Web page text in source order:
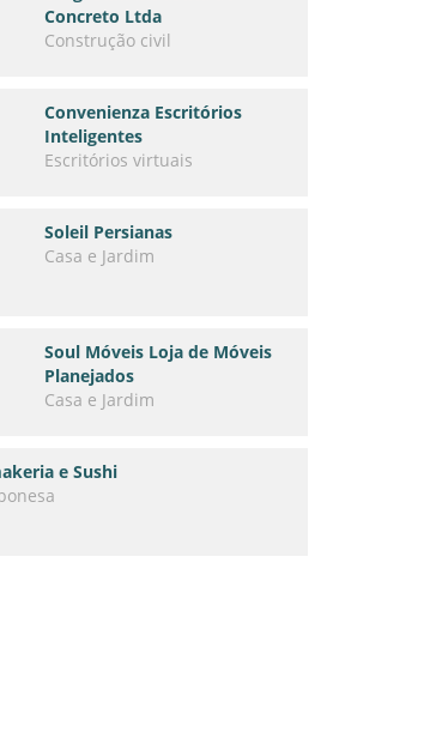
Concreto Ltda
Construção civil
Convenienza Escritórios
Inteligentes
Escritórios virtuais
Soleil Persianas
Casa e Jardim
Soul Móveis Loja de Móveis
Planejados
Casa e Jardim
e Sushi